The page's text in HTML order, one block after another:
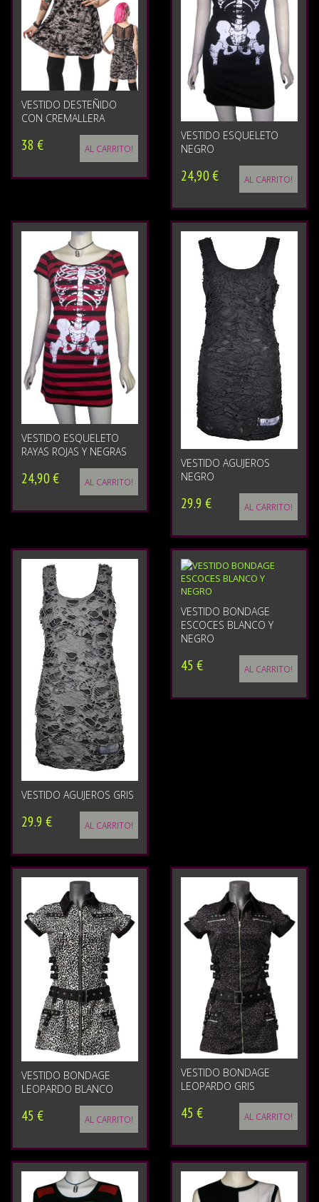
VESTIDO DESTEÑIDO
CON CREMALLERA
38 € AL CARRITO!
VESTIDO ESQUELETO
NEGRO
24,90 € AL CARRITO!
VESTIDO ESQUELETO
RAYAS ROJAS Y NEGRAS
24,90 € AL CARRITO!
VESTIDO AGUJEROS
NEGRO
29.9 € AL CARRITO!
VESTIDO AGUJEROS GRIS
29.9 € AL CARRITO!
VESTIDO BONDAGE
ESCOCES BLANCO Y
NEGRO
45 € AL CARRITO!
VESTIDO BONDAGE
LEOPARDO BLANCO
45 € AL CARRITO!
VESTIDO BONDAGE
LEOPARDO GRIS
45 € AL CARRITO!